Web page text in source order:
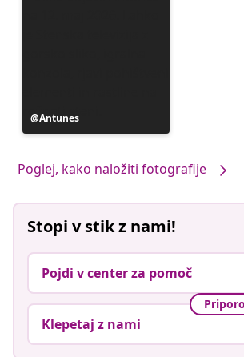
Objavo
je
Antunes
Poglej, kako naložiti fotografije
Stopi v stik z nami!
Pojdi v center za pomoč
Klepetaj z nami